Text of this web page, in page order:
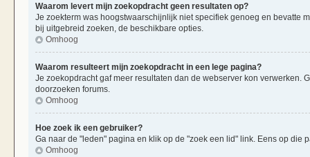
Waarom levert mijn zoekopdracht geen resultaten op?
Je zoekterm was hoogstwaarschijnlijk niet specifiek genoeg en bevatte
bij uitgebreid zoeken, de beschikbare opties.
Omhoog
Waarom resulteert mijn zoekopdracht in een lege pagina?
Je zoekopdracht gaf meer resultaten dan de webserver kon verwerken.
doorzoeken forums.
Omhoog
Hoe zoek ik een gebruiker?
Ga naar de "leden" pagina en klik op de "zoek een lid" link. Eens op die
Omhoog